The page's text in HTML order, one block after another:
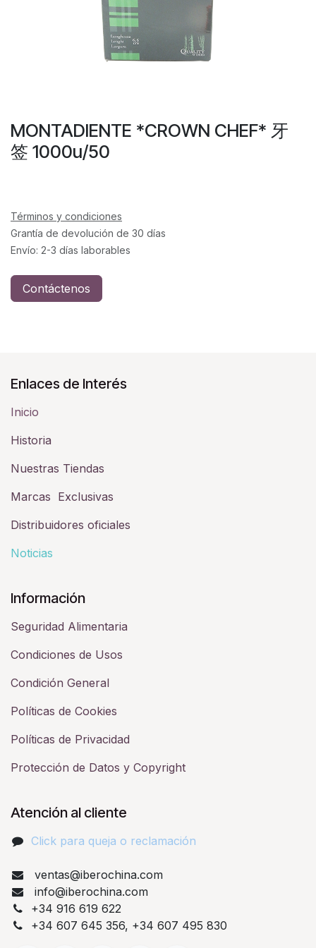
MONTADIENTE *CROWN CHEF* 牙
签 1000u/50
Términos y condiciones
Grantía de devolución de 30 días
Envío: 2-3 días laborables
Contáctenos
Enlaces de Interés
Inicio
Historia​
Nuestras Tiendas
Marcas Exclusivas
Distribuidores oficiales
Noticias
Información
Seguridad Alimentaria
Condiciones de Usos
Condición General
Políticas de Cookies
Políticas de Privacidad
Protección de Datos y Copyright
Atención al cliente
Click para queja o reclamación​
ventas@iberochina.com
info@iberochina.com
+34 916 619 622
+34 607 645 356, +34 607 495 830